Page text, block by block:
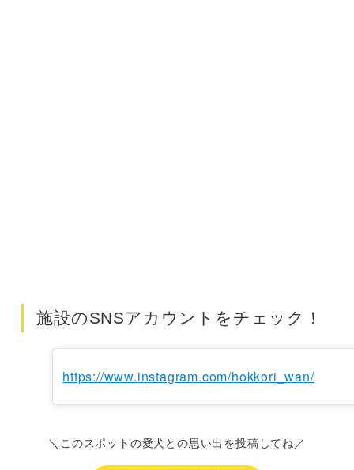
施設のSNSアカウントをチェック！
https://www.instagram.com/hokkori_wan/
＼このスポットの愛犬との思い出を投稿してね／